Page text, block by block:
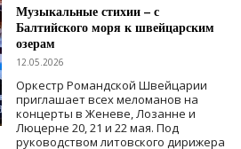
Музыкальные стихии – с
Балтийского моря к швейцарским
озерам
12.05.2026
Оркестр Романдской Швейцарии
приглашает всех меломанов на
концерты в Женеве, Лозанне и
Люцерне 20, 21 и 22 мая. Под
руководством литовского дирижера